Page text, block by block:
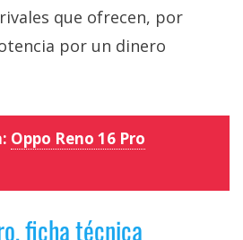
que ofrecen, por
por un dinero
Oppo Reno 16 Pro
ficha técnica